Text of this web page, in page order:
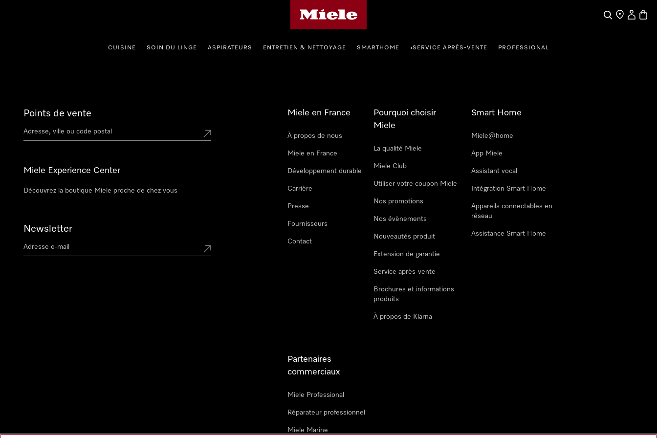
SearchFind a store
My
CUISINE SOIN DU LINGE ASPIRATEURS ENTRETIEN & NETTOYAGE SMARTHOME •SERVICE APRÈS-VENTE PROFESSIONAL
Points de vente
Miele Experience Center
Découvrez la boutique Miele proche de chez vous
Newsletter
Miele en France
À propos de nous
Miele en France
Développement durable
Carrière
Presse
Fournisseurs
Contact
Pourquoi choisir
Miele
La qualité Miele
Miele Club
Utiliser votre coupon Miele
Nos promotions
Nos évènements
Nouveautés produit
Extension de garantie
Service après-vente
Brochures et informations
produits
À propos de Klarna
Smart Home
Miele@home
App Miele
Assistant vocal
Intégration Smart Home
Appareils connectables en
réseau
Assistance Smart Home
Partenaires
commerciaux
Miele Professional
Réparateur professionnel
Miele Marine